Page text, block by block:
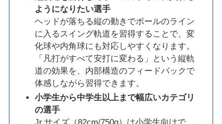
ようになりたい選手
ヘッドが落ちる縦の動きでボールのライン
に入るスイング軌道を習得することで、変
化球や内角球にも対応しやすくなります。
「凡打がすべて安打に変わる」という縦軌
道の効果を、内部構造のフィードバックで
体感しながら習得できます。
小学生から中学生以上まで幅広いカテゴリ
の選手